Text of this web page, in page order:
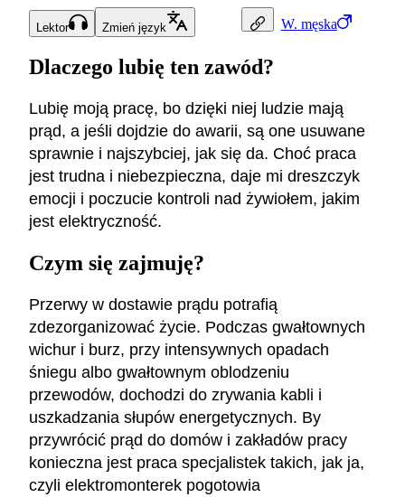
W. męska
Lektor Zmień język
Dlaczego lubię ten zawód?
Lubię moją pracę, bo dzięki niej ludzie mają
prąd, a jeśli dojdzie do awarii, są one usuwane
sprawnie i najszybciej, jak się da. Choć praca
jest trudna i niebezpieczna, daje mi dreszczyk
emocji i poczucie kontroli nad żywiołem, jakim
jest elektryczność.
Czym się zajmuję?
Przerwy w dostawie prądu potrafią
zdezorganizować życie. Podczas gwałtownych
wichur i burz, przy intensywnych opadach
śniegu albo gwałtownym oblodzeniu
przewodów, dochodzi do zrywania kabli i
uszkadzania słupów energetycznych. By
przywrócić prąd do domów i zakładów pracy
konieczna jest praca specjalistek takich, jak ja,
czyli elektromonterek pogotowia